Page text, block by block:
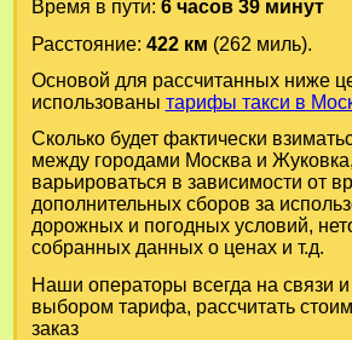
Время в пути: 6 часов 39 минут
Расстояние: 422 км (262 миль).
Основой для рассчитанных ниже
использованы тарифы такси в
Сколько будет фактически
между городами Москваи Жуковка
варьироваться в зависимости от
дополнительных сборов за
дорожных и погодных условий,
собранных данных о ценах и т.д.
Наши операторы всегда на связи
выбором тарифа, рассчитать
заказ